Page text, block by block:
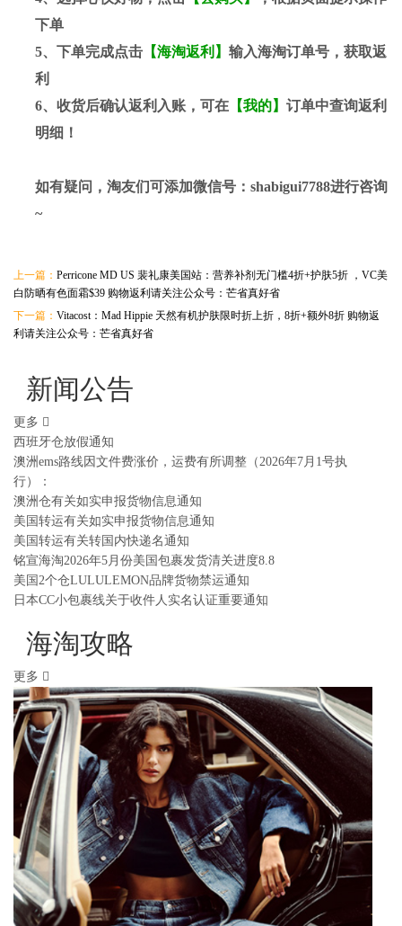
下单
5、下单完成点击 【海淘返利】 输入海淘订单号，获取返
利
6、收货后确认返利入账，可在 【我的】 订单中查询返利
明细！
如有疑问，淘友们可添加微信号： shabigui7788进行咨询
~
上一篇： Perricone MD US 裴礼康美国站：营养补剂无门槛4折+护肤5折 ，VC美
白防晒有色面霜$39 购物返利请关注公众号：芒省真好省
下一篇： Vitacost：Mad Hippie 天然有机护肤限时折上折，8折+额外8折 购物返
利请关注公众号：芒省真好省
新闻公告
更多
西班牙仓放假通知
澳洲ems路线因文件费涨价，运费有所调整（2026年7月1号执
行）：
澳洲仓有关如实申报货物信息通知
美国转运有关如实申报货物信息通知
美国转运有关转国内快递名通知
铭宣海淘2026年5月份美国包裹发货清关进度8.8
美国2个仓LULULEMON品牌货物禁运通知
日本CC小包裹线关于收件人实名认证重要通知
海淘攻略
更多